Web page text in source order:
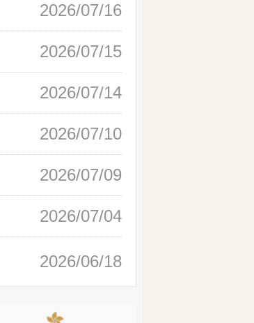
2026/07/16
2026/07/15
2026/07/14
2026/07/10
2026/07/09
2026/07/04
2026/06/18